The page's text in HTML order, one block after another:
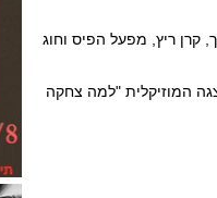
קרן ריץ, מפעל הפיס וחוג
המוזיקלית "למה צחקה